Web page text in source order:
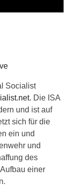
Socialist
. Die ISA
und ist auf
sich für die
ein und
und
des
einer